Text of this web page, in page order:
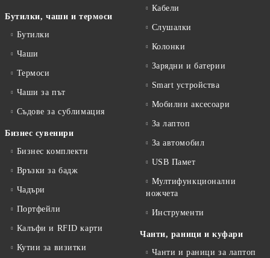
Бутилки, чаши и термоси
Бутилки
Чаши
Термоси
Чаши за път
Съдове за сублимация
Бизнес сувенири
Бизнес комплекти
Връзки за бадж
Чадъри
Портфейли
Калъфи и RFID карти
Кутии за визитки
Кабели
Слушалки
Колонки
Зарядни и батерии
Smart устройства
Мобилни аксесоари
За лаптоп
За автомобил
USB Памет
Мултифункционални
ножчета
Инструменти
Чанти, раници и куфари
Чанти и раници за лаптоп